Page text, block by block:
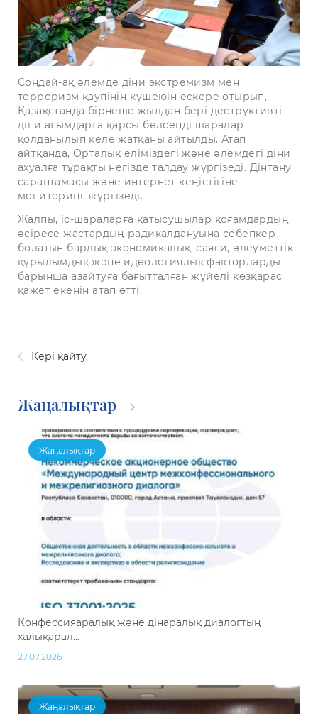
Сондай-ақ әлемде діни экстремизм мен
терроризм қаупінің күшеюін ескере отырып,
Қазақстанда бірнеше жылдан бері деструктивті
діни ағымдарға қарсы белсенді шаралар
қолданылып келе жатқаны айтылды. Атап
айтқанда, Орталық еліміздегі және әлемдегі діни
ахуалға тұрақты негізде талдау жүргізеді. Дінтану
сараптамасы және интернет кеңістігіне
мониторинг жүргізеді.
Жалпы, іс-шараларға қатысушылар қоғамдардың,
әсіресе жастардың радикалдануына себепкер
болатын барлық экономикалық, саяси, әлеуметтік-
құрылымдық және идеологиялық факторларды
барынша азайтуға бағытталған жүйелі көзқарас
қажет екенін атап өтті.
Кері қайту
Жаңалықтар
Жаңалықтар
Конфессияаралық және дінаралық диалогтың
халықарал...
27.07.2026
Жаңалықтар